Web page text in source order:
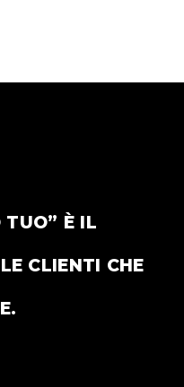
TUO” È IL
CLIENTI CHE